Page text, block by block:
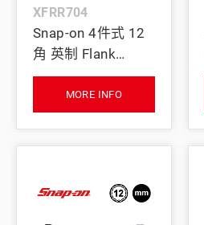
XFRR704
Snap-on 4件式 12
角 英制 Flank
Drive® 活動式可逆
棘輪扳手組 (5/16–
3/4")
MORE INFO